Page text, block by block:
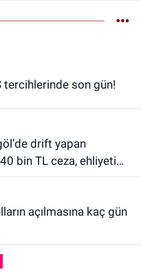
tercihlerinde son gün!
bin TL ceza, ehliyeti